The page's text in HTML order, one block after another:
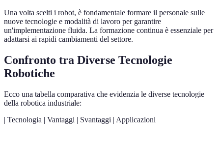
Una volta scelti i robot, è fondamentale formare il personale sulle
nuove tecnologie e modalità di lavoro per garantire
un'implementazione fluida. La formazione continua è essenziale per
adattarsi ai rapidi cambiamenti del settore.
Confronto tra Diverse Tecnologie
Robotiche
Ecco una tabella comparativa che evidenzia le diverse tecnologie
della robotica industriale:
| Tecnologia | Vantaggi | Svantaggi | Applicazioni